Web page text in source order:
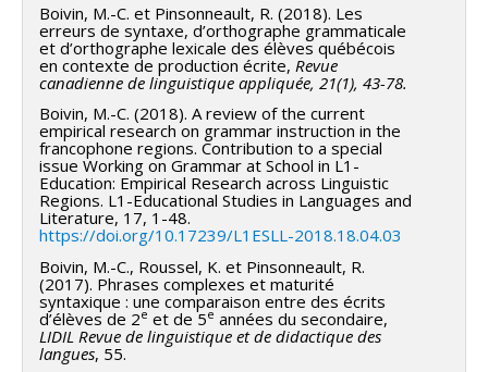
Boivin, M.-C. et Pinsonneault, R. (2018). Les
erreurs de syntaxe, d’orthographe grammaticale
et d’orthographe lexicale des élèves québécois
en contexte de production écrite, Revue
canadienne de linguistique appliquée, 21(1), 43-78.
Boivin, M.-C. (2018). A review of the current
empirical research on grammar instruction in the
francophone regions. Contribution to a special
issue Working on Grammar at School in L1-
Education: Empirical Research across Linguistic
Regions. L1-Educational Studies in Languages and
Literature, 17, 1-48.
https://doi.org/10.17239/L1ESLL-2018.18.04.03
Boivin, M.-C., Roussel, K. et Pinsonneault, R.
(2017). Phrases complexes et maturité
syntaxique : une comparaison entre des écrits
d’élèves de 2e et de 5e années du secondaire,
LIDIL Revue de linguistique et de didactique des
langues, 55.